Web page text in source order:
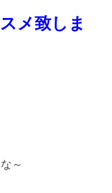
メ致しま
～